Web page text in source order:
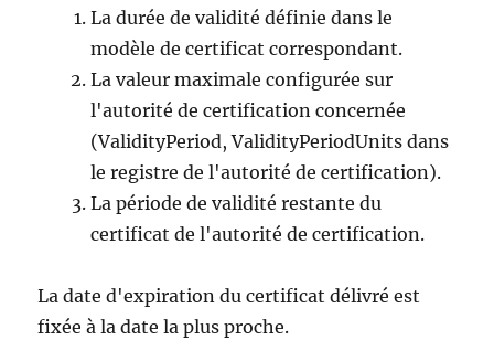
La durée de validité définie dans le
modèle de certificat correspondant.
La valeur maximale configurée sur
l'autorité de certification concernée
(ValidityPeriod, ValidityPeriodUnits dans
le registre de l'autorité de certification).
La période de validité restante du
certificat de l'autorité de certification.
La date d'expiration du certificat délivré est
fixée à la date la plus proche.